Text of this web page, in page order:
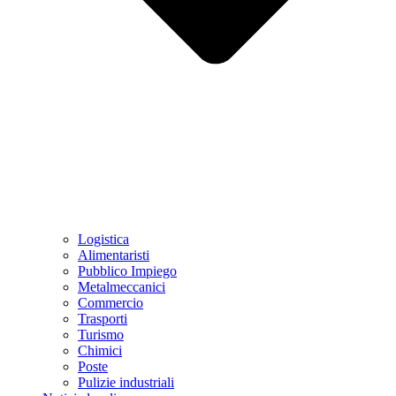
Logistica
Alimentaristi
Pubblico Impiego
Metalmeccanici
Commercio
Trasporti
Turismo
Chimici
Poste
Pulizie industriali